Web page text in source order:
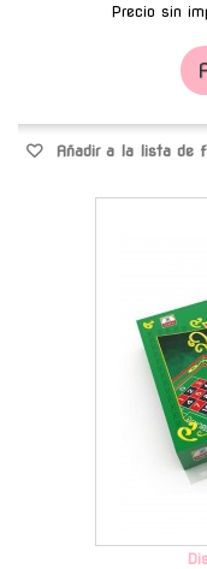
Precio sin
Añadir a la lista de